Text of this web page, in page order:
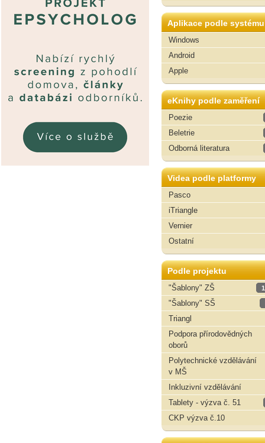
Aplikace podle systému
Windows
Android
Apple
eKnihy podle zaměření
Poezie
Beletrie
Odborná literatura
Videa podle platformy
Pasco
iTriangle
Vernier
Ostatní
Podle projektu
"Šablony" ZŠ
"Šablony" SŠ
Triangl
Podpora přírodovědných
oborů
Polytechnické vzdělávání
v MŠ
Inkluzivní vzdělávání
Tablety - výzva č. 51
CKP výzva č.10